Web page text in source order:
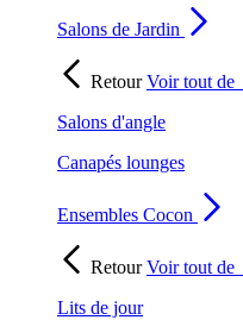
Salons de Jardin
RetourVoir tout de
Salons d'angle
Canapés lounges
Ensembles Cocon
RetourVoir tout de
Lits de jour